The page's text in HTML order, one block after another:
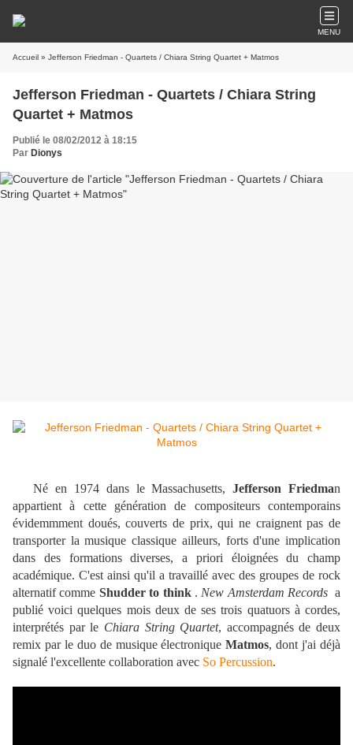
MENU
Accueil » Jefferson Friedman - Quartets / Chiara String Quartet + Matmos
Jefferson Friedman - Quartets / Chiara String
Quartet + Matmos
Publié le 08/02/2012 à 18:15
Par Dionys
Né en 1974 dans le Massachusetts,Jefferson Friedman
appartient à cette génération de compositeurs contemporains
évidemmment doués, couverts de prix, qui ne craignent pas de
transporter la musique classique ailleurs, forts d'une implication
dans des formations diverses, a priori éloignées du champ
académique. C'est ainsi qu'il a travaillé avec des groupes de rock
alternatif comme Shudder to think. New Amsterdam Records a
publié voici quelques mois deux de ses trois quatuors à cordes,
interprétés par le Chiara String Quartet, accompagnés de deux
remix par le duo de musique électroniqueMatmos, dont j'ai déjà
signalé l'excellente collaboration avec So Percussion.